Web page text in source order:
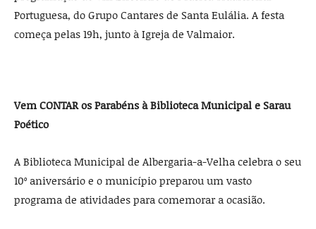
Portuguesa, do Grupo Cantares de Santa Eulália. A festa
começa pelas 19h, junto à Igreja de Valmaior.
Vem CONTAR os Parabéns à Biblioteca Municipal e Sarau
Poético
A Biblioteca Municipal de Albergaria-a-Velha celebra o seu
10º aniversário e o município preparou um vasto
programa de atividades para comemorar a ocasião.